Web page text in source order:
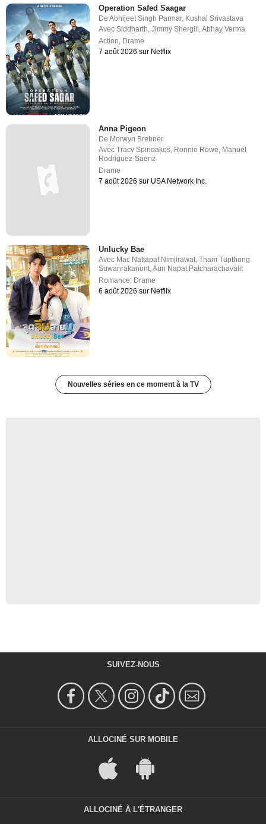
Operation Safed Saagar
DeAbhijeet Singh Parmar, Kushal Srivastava
AvecSiddharth ,Jimmy Shergill ,Abhay Verma
Action Drame
7 août 2026 sur Netflix
Anna Pigeon
De Morwyn Brebner
AvecTracy Spiridakos, Ronnie Rowe, Manuel
Rodriguez-Saenz
Drame
7 août 2026 sur USA Network Inc.
Unlucky Bae
Avec Mac Nattapat Nimjirawat,Tham Tupthong
Suwanrakanont,Aun Napat Patcharachavalit
Romance, Drame
6 août 2026 sur Netflix
Nouvelles séries en ce moment à la TV
SUIVEZ-NOUS
ALLOCINÉ SUR MOBILE
ALLOCINÉ À L'ÉTRANGER